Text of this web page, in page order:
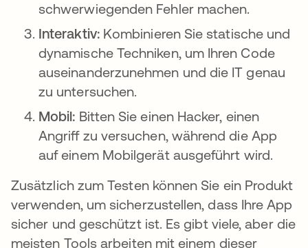
schwerwiegenden Fehler machen.
Interaktiv: Kombinieren Sie statische und
dynamische Techniken, um Ihren Code
auseinanderzunehmen und die IT genau
zu untersuchen.
Mobil: Bitten Sie einen Hacker, einen
Angriff zu versuchen, während die App
auf einem Mobilgerät ausgeführt wird.
Zusätzlich zum Testen können Sie ein Produkt
verwenden, um sicherzustellen, dass Ihre App
sicher und geschützt ist. Es gibt viele, aber die
meisten Tools arbeiten mit einem dieser